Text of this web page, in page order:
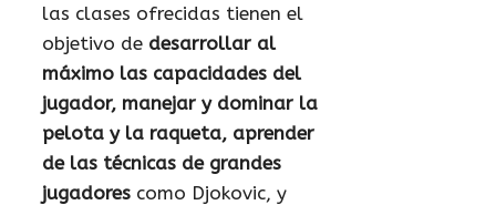
las clases ofrecidas tienen el
objetivo de desarrollar al
máximo las capacidades del
jugador, manejar y dominar la
pelota y la raqueta, aprender
de las técnicas de grandes
jugadores como Djokovic, y